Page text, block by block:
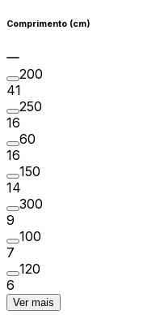
Comprimento (cm)
200
41
250
16
60
16
150
14
300
9
100
7
120
6
Ver mais